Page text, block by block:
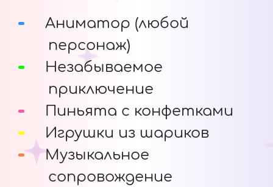
Аниматор (любой
персонаж)
Незабываемое
приключение
Пиньята с конфетками
Игрушки из шариков
Музыкальное
сопровождение